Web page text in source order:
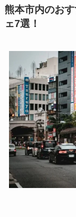
熊本市内のお
ェ7選！